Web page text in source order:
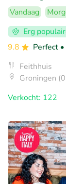
Vandaag
Erg
9.8
Perfect
Feithhuis
Groningen
Verkocht: 122